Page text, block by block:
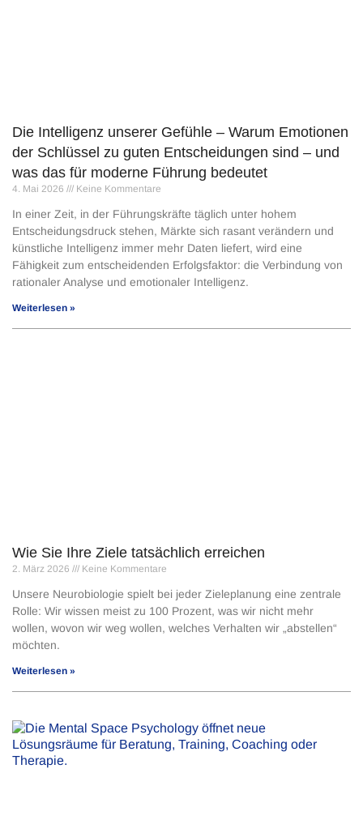
Die Intelligenz unserer Gefühle – Warum Emotionen
der Schlüssel zu guten Entscheidungen sind – und
was das für moderne Führung bedeutet
4. Mai 2026 Keine Kommentare
In einer Zeit, in der Führungskräfte täglich unter hohem
Entscheidungsdruck stehen, Märkte sich rasant verändern und
künstliche Intelligenz immer mehr Daten liefert, wird eine
Fähigkeit zum entscheidenden Erfolgsfaktor: die Verbindung von
rationaler Analyse und emotionaler Intelligenz.
Weiterlesen »
Wie Sie Ihre Ziele tatsächlich erreichen
2. März 2026 Keine Kommentare
Unsere Neurobiologie spielt bei jeder Zieleplanung eine zentrale
Rolle: Wir wissen meist zu 100 Prozent, was wir nicht mehr
wollen, wovon wir weg wollen, welches Verhalten wir „abstellen“
möchten.
Weiterlesen »